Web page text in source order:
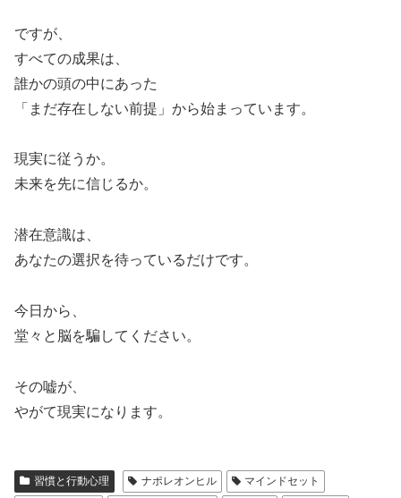
ですが、
すべての成果は、
誰かの頭の中にあった
「まだ存在しない前提」から始まっています。
現実に従うか。
未来を先に信じるか。
潜在意識は、
あなたの選択を待っているだけです。
今日から、
堂々と脳を騙してください。
その嘘が、
やがて現実になります。
習慣と行動心理 ナポレオンヒル
マインドセット